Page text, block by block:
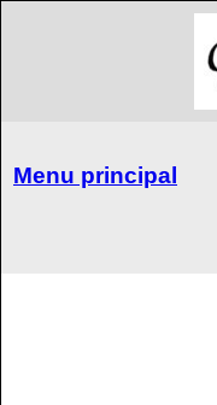
Menu principal